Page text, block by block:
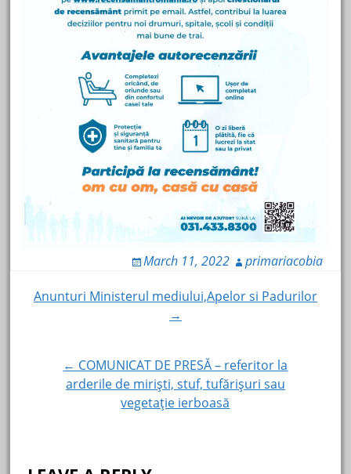
March 11, 2022 primariacobia
Post
Anunturi Ministerul mediului,Apelor si Padurilor
→
← COMUNICAT DE PRESĂ – referitor la
arderile de mirişti, stuf, tufărişuri sau
vegetaţie ierboasă